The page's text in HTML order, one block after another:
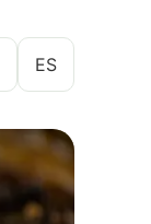
ES